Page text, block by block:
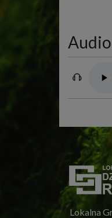
Audio
Lokalna